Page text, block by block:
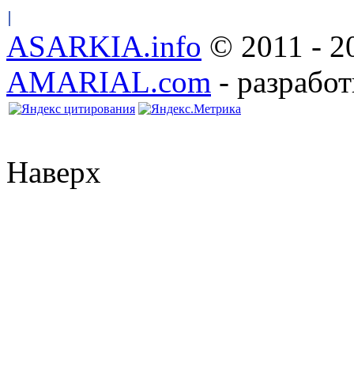
ASARKIA.info © 2011 -
AMARIAL.com -
Наверх